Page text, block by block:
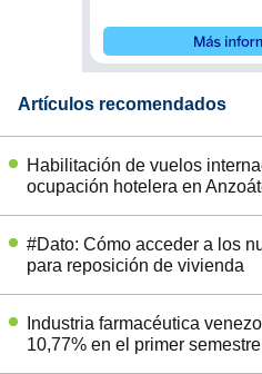
Artículos recomendados
Habilitación de vuelos
ocupación hotelera en
#Dato: Cómo acceder a los
para reposición de vivienda
Industria farmacéutica
10,77% en el primer